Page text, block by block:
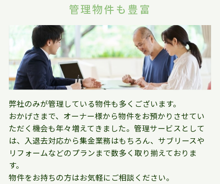
管理物件も豊富
弊社のみが管理している物件も多くございます。
おかげさまで、オーナー様から物件をお預かりさせてい
ただく機会も年々増えてきました。管理サービスとして
は、入退去対応から集金業務はもちろん、サブリースや
リフォームなどのプランまで数多く取り揃えておりま
す。
物件をお持ちの方はお気軽にご相談ください。